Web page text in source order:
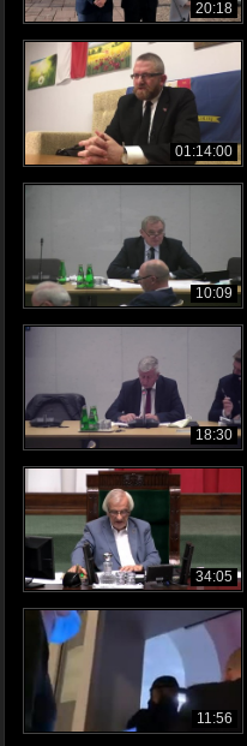
20:18
01:14:00
10:09
18:30
34:05
11:56